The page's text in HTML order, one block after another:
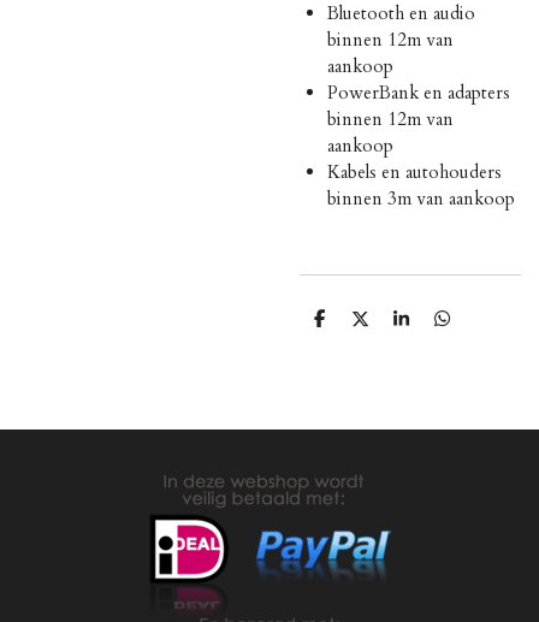
Bluetooth en audio
binnen 12m van
aankoop
PowerBank en adapters
binnen 12m van
aankoop
Kabels en autohouders
binnen 3m van aankoop
D
D
S
D